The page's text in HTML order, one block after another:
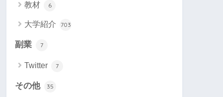
教材 6
大学紹介 703
副業 7
Twitter 7
その他 35